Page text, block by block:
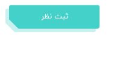
ثبت نظر